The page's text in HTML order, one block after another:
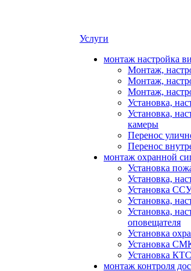
Услуги
монтаж настройка
Монтаж,
Монтаж,
Монтаж,
Установка,
Установка,
камеры
Перенос
Перенос
монтаж охранной
Установка
Установка,
Установка
Установка,
Установка,
оповещателя
Установка
Установка
Установка КТС
монтаж контроля